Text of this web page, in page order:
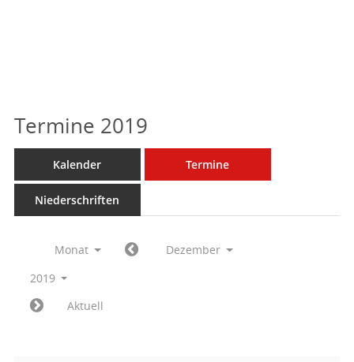
Termine 2019
Kalender Termine
Niederschriften
Monat
Dezember
2019
Aktuell